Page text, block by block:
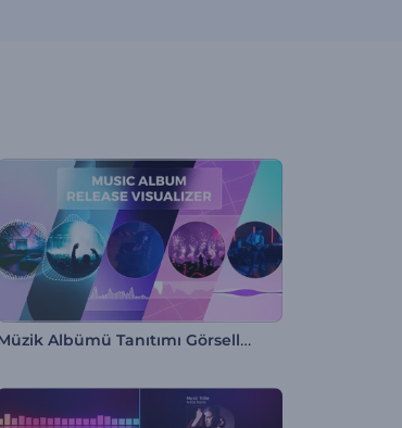
Müzik Albümü Tanıtımı Görselleştirici